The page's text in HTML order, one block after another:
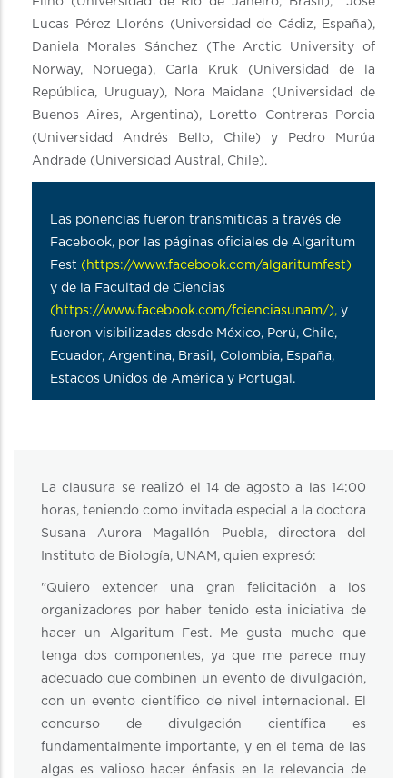
Lucas Pérez Lloréns (Universidad de Cádiz, España),
Daniela Morales Sánchez (The Arctic University of
Norway, Noruega), Carla Kruk (Universidad de la
República, Uruguay), Nora Maidana (Universidad de
Buenos Aires, Argentina), Loretto Contreras Porcia
(Universidad Andrés Bello, Chile) y Pedro Murúa
Andrade (Universidad Austral, Chile).
Las ponencias fueron transmitidas a través de
Facebook, por las páginas oficiales de Algaritum
Fest ( https://www.facebook.com/algaritumfest)
y de la Facultad de Ciencias
( https://www.facebook.com/fcienciasunam/), y
fueron visibilizadas desde México, Perú, Chile,
Ecuador, Argentina, Brasil, Colombia, España,
Estados Unidos de América y Portugal.
La clausura se realizó el 14 de agosto a las 14:00
horas, teniendo como invitada especial a la doctora
Susana Aurora Magallón Puebla, directora del
Instituto de Biología, UNAM, quien expresó:
"Quiero extender una gran felicitación a los
organizadores por haber tenido esta iniciativa de
hacer un Algaritum Fest. Me gusta mucho que
tenga dos componentes, ya que me parece muy
adecuado que combinen un evento de divulgación,
con un evento científico de nivel internacional. El
concurso de divulgación científica es
fundamentalmente importante, y en el tema de las
algas es valioso hacer énfasis en la relevancia de